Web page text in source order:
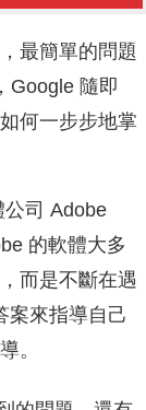
最簡單的問題
Google 隨即
何一步步地掌
司 Adobe
的軟體大多
而是不斷在遇
案來指導自己
。